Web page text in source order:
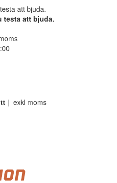
att bjuda.
testa att bjuda.
| exkl moms